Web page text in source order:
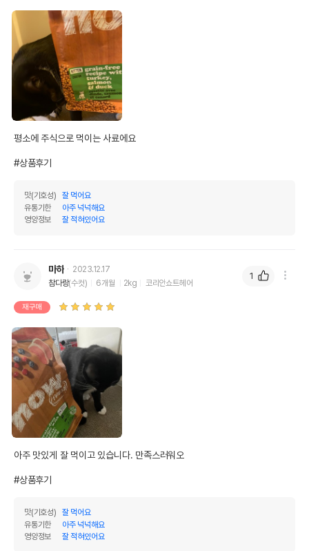
평소에 주식으로 먹이는 사료에요
#상품후기
맛(기호성)
잘 먹어요
유통기한
아주 넉넉해요
영양정보
잘 적혀있어요
마하
2023.12.17
참다랑(수컷) 6개월 2kg 코리안쇼트헤어
재구매
아주 맛있게 잘 먹이고 있습니다. 만족스러워오
#상품후기
맛(기호성)
잘 먹어요
유통기한
아주 넉넉해요
영양정보
잘 적혀있어요
1